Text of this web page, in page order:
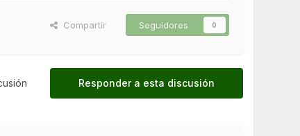
Compartir Seguidores 0
Responder a esta discusión